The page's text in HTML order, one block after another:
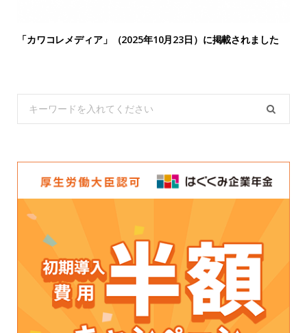
「カワコレメディア」（2025年10月23日）に掲載されました